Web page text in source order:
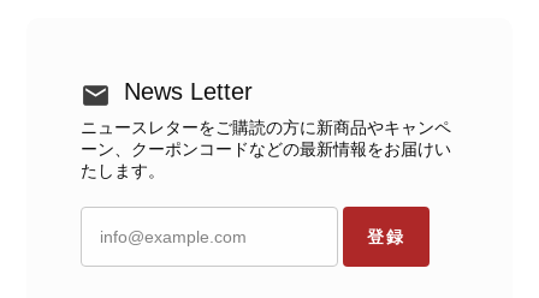
News Letter
ニュースレターをご購読の方に新商品やキャンペ
ーン、クーポンコードなどの最新情報をお届けい
たします。
登録